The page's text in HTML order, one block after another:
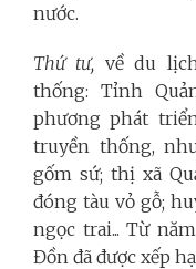
nước.
Thứ tư, về du
thống: Tỉnh
phương phát
truyền thống,
gốm sứ; thị xã
đóng tàu vỏ gỗ;
ngọc trai... Từ
Đồn đã được xếp